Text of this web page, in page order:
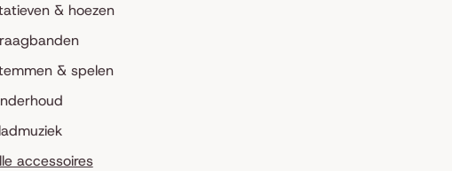
& hoezen
& spelen
accessoires